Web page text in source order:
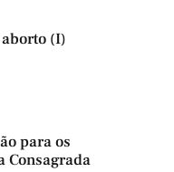
(I)
para os
Consagrada